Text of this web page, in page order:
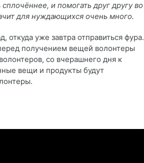
и помогать друг другу во
для нуждающихся очень много.
уже завтра отправиться фура.
получением вещей волонтеры
со вчерашнего дня к
вещи и продукты будут